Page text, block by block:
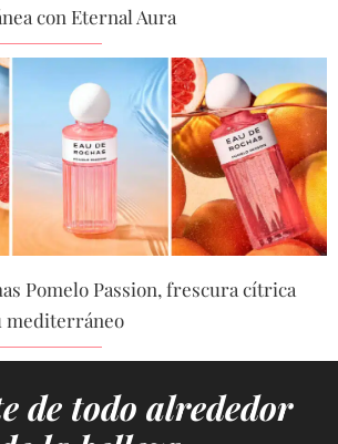
con Eternal Aura
Pomelo Passion, frescura cítrica
mediterráneo
de todo alrededor